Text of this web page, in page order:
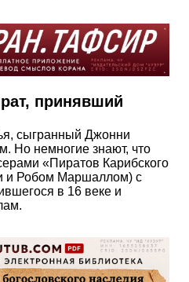
принявший
сыгранный Джонни
Но немногие знают, что
«Пиратов Карибского
и Робом Маршаллом) с
в 16 веке и